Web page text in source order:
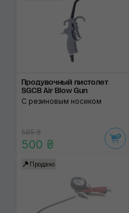
Продувочный пистолет
SGCB Air Blow Gun
C резиновым носиком
585 ₴
500 ₴
Продано